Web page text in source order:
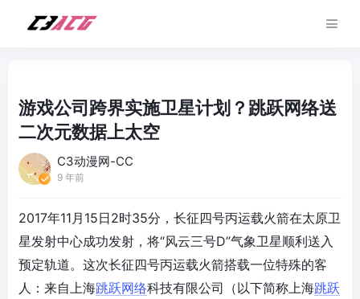
游戏公司跨界实施卫星计划？跳跃网络送
二次元数据上太空
C3动漫网-CC
9 年前
2017年11月15日2时35分，长征四号丙运载火箭在太原卫
星发射中心成功发射，将“风云三号D”气象卫星顺利送入
预定轨道。这次长征四号丙运载火箭搭载一位特殊的客
人：来自上海跳跃网络科技有限公司（以下简称上海跳跃